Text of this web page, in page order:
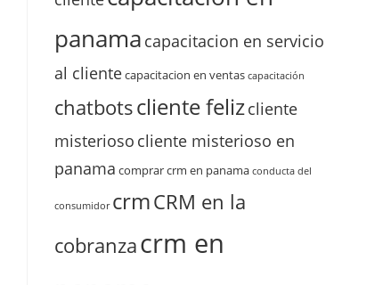
panama capacitacion en servicio
al clientecapacitacion en ventas capacitación
chatbotscliente felizcliente
misterioso cliente misterioso en
panama comprar crm en panama conducta del
consumidor crmCRM en la
cobranzacrm en